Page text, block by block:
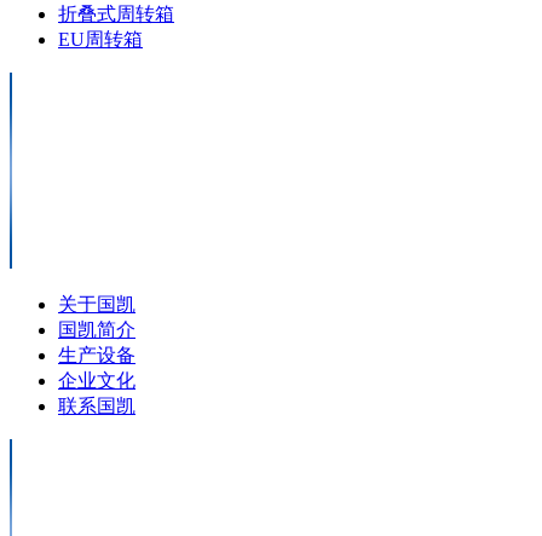
折叠式周转箱
EU周转箱
关于国凯
国凯简介
生产设备
企业文化
联系国凯